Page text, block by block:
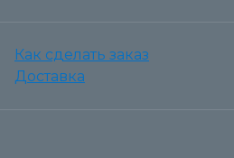
Как сделать заказ
Доставка